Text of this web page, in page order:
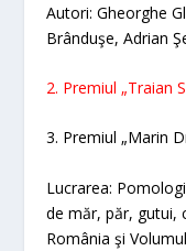
Autori: Gheorghe
Brânduşe, Adrian
2. Premiul „Traian
3. Premiul „Marin
Lucrarea:
de măr, păr, gutui,
Româniaşi